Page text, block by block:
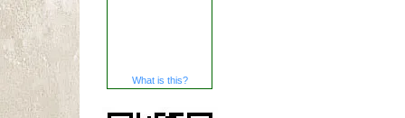
What is this?